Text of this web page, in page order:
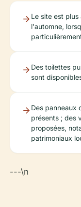
Le site est
l'automne,
Des toilettes
sont
Des panneaux
présents ; des
proposées,
patrimoniaux
---\n